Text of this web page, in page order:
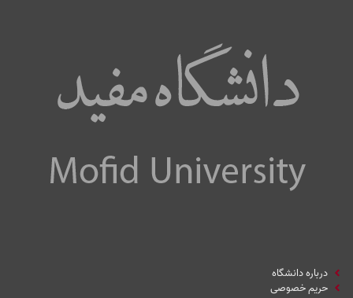
درباره دانشگاه
حریم خصوصی